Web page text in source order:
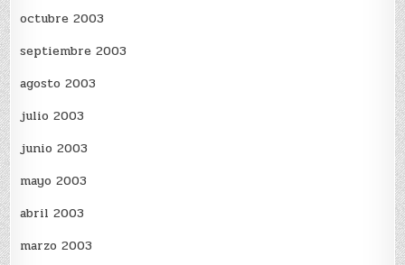
octubre 2003
septiembre 2003
agosto 2003
julio 2003
junio 2003
mayo 2003
abril 2003
marzo 2003